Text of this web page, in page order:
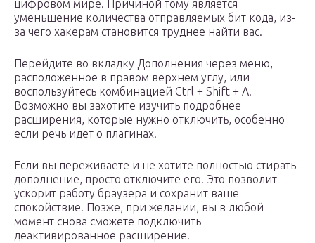
цифровом мире. Причиной тому является
уменьшение количества отправляемых бит кода, из-
за чего хакерам становится труднее найти вас.
Перейдите во вкладку Дополнения через меню,
расположенное в правом верхнем углу, или
воспользуйтесь комбинацией Ctrl + Shift + A.
Возможно вы захотите изучить подробнее
расширения, которые нужно отключить, особенно
если речь идет о плагинах.
Если вы переживаете и не хотите полностью стирать
дополнение, просто отключите его. Это позволит
ускорит работу браузера и сохранит ваше
спокойствие. Позже, при желании, вы в любой
момент снова сможете подключить
деактивированное расширение.